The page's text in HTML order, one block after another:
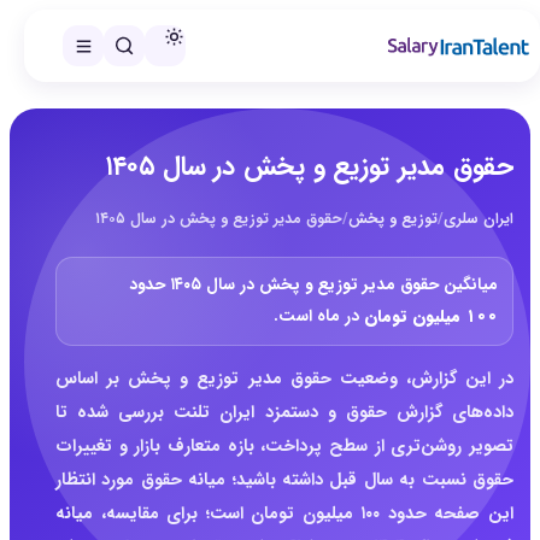
حقوق مدیر توزیع و پخش در سال ۱۴۰۵
ایران سلری/توزیع و پخش/حقوق مدیر توزیع و پخش در سال ۱۴۰۵
میانگین حقوق مدیر توزیع و پخش در سال ۱۴۰۵ حدود
۱۰۰ میلیون تومان
در ماه است.
در این گزارش، وضعیت حقوق مدیر توزیع و پخش بر اساس
داده‌های گزارش حقوق و دستمزد ایران تلنت بررسی شده تا
تصویر روشن‌تری از سطح پرداخت، بازه متعارف بازار و تغییرات
حقوق نسبت به سال قبل داشته باشید؛ میانه حقوق مورد انتظار
این صفحه حدود ۱۰۰ میلیون تومان است؛ برای مقایسه، میانه